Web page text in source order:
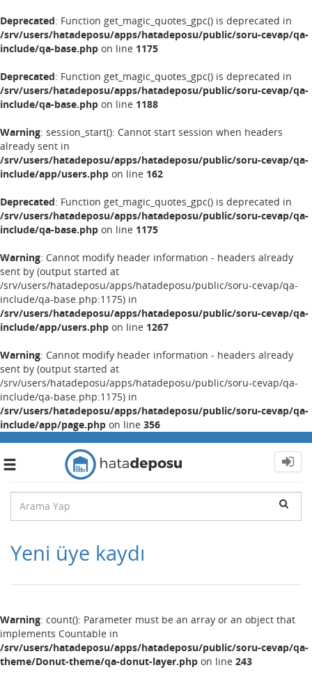
Deprecated: Function get_magic_quotes_gpc() is deprecated in
/srv/users/hatadeposu/apps/hatadeposu/public/soru-cevap/qa-
include/qa-base.php on line 1175
Deprecated: Function get_magic_quotes_gpc() is deprecated in
/srv/users/hatadeposu/apps/hatadeposu/public/soru-cevap/qa-
include/qa-base.php on line 1188
Warning: session_start(): Cannot start session when headers
already sent in
/srv/users/hatadeposu/apps/hatadeposu/public/soru-cevap/qa-
include/app/users.php on line 162
Deprecated: Function get_magic_quotes_gpc() is deprecated in
/srv/users/hatadeposu/apps/hatadeposu/public/soru-cevap/qa-
include/qa-base.php on line 1175
Warning: Cannot modify header information - headers already
sent by (output started at
/srv/users/hatadeposu/apps/hatadeposu/public/soru-cevap/qa-
include/qa-base.php:1175) in
/srv/users/hatadeposu/apps/hatadeposu/public/soru-cevap/qa-
include/app/users.php on line 1267
Warning: Cannot modify header information - headers already
sent by (output started at
/srv/users/hatadeposu/apps/hatadeposu/public/soru-cevap/qa-
include/qa-base.php:1175) in
/srv/users/hatadeposu/apps/hatadeposu/public/soru-cevap/qa-
include/app/page.php on line 356
Toggle
Yeni üye kaydı
Warning: count(): Parameter must be an array or an object that
implements Countable in
/srv/users/hatadeposu/apps/hatadeposu/public/soru-cevap/qa-
theme/Donut-theme/qa-donut-layer.php on line 243